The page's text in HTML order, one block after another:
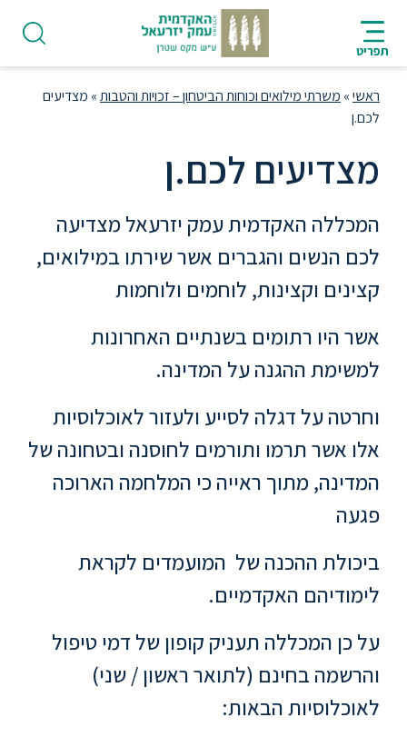
לתוכן
מרכזי
העמוד
תפריט
AR
אודות
תואר
ראשון
ללימודי
אנגלית
ועברית
תואר
שני
המרכז
הקדם
אקדמי
לימודי
חוץ
ראשי» משרתי מילואים וכוחות הביטחון – זכויות והטבות» מצדיעים
לכם.ן
מצדיעים לכם.ן
המכללה האקדמית עמק יזרעאל מצדיעה
לכם הנשים והגברים אשר שירתו במילואים,
קצינים וקצינות, לוחמים ולוחמות
אשר היו רתומים בשנתיים האחרונות
למשימת ההגנה על המדינה.
וחרטה על דגלה לסייע ולעזור לאוכלוסיות
אלו אשר תרמו ותורמים לחוסנה ובטחונה של
המדינה, מתוך ראייה כי המלחמה הארוכה
פגעה
ביכולת ההכנה של המועמדים לקראת
לימודיהם האקדמיים.
על כן המכללה תעניק קופון של דמי טיפול
והרשמה בחינם (לתואר ראשון / שני)
לאוכלוסיות הבאות: